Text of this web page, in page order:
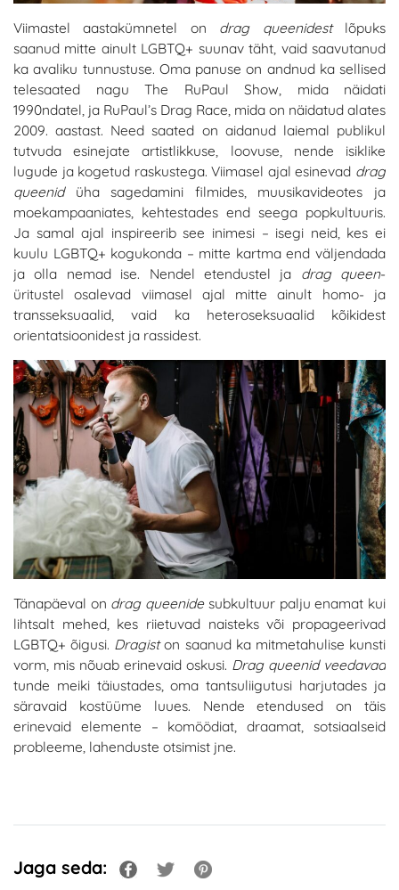
Viimastel aastakümnetel on drag queenidestlõpuks
saanud mitte ainult LGBTQ+ suunav täht, vaid saavutanud
ka avaliku tunnustuse. Oma panuse on andnud ka sellised
telesaated nagu The RuPaul Show, mida näidati
1990ndatel, ja RuPaul’s Drag Race, mida on näidatud alates
2009. aastast. Need saated on aidanud laiemal publikul
tutvuda esinejate artistlikkuse, loovuse, nende isiklike
lugude ja kogetud raskustega. Viimasel ajal esinevad drag
queenidüha sagedamini filmides, muusikavideotes ja
moekampaaniates, kehtestades end seega popkultuuris.
Ja samal ajal inspireerib see inimesi – isegi neid, kes ei
kuulu LGBTQ+ kogukonda – mitte kartma end väljendada
ja olla nemad ise. Nendel etendustel ja drag queen-
üritustel osalevad viimasel ajal mitte ainult homo- ja
transseksuaalid, vaid ka heteroseksuaalid kõikidest
orientatsioonidest ja rassidest.
Tänapäeval on drag queenide subkultuur palju enamat kui
lihtsalt mehed, kes riietuvad naisteks või propageerivad
LGBTQ+ õigusi. Dragiston saanud ka mitmetahulise kunsti
vorm, mis nõuab erinevaid oskusi. Drag queenid veedavad
tunde meiki täiustades, oma tantsuliigutusi harjutades ja
säravaid kostüüme luues. Nende etendused on täis
erinevaid elemente – komöödiat, draamat, sotsiaalseid
probleeme, lahenduste otsimist jne.
Jaga seda: